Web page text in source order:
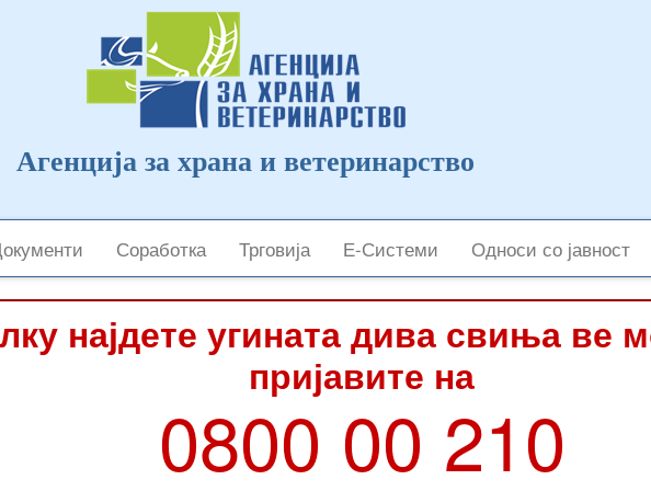
Агенција за храна и ветеринарство
Соработка Трговија Е-Системи Односи со јавност
најдете угината дива свиња ве
пријавите на
0800 00 210